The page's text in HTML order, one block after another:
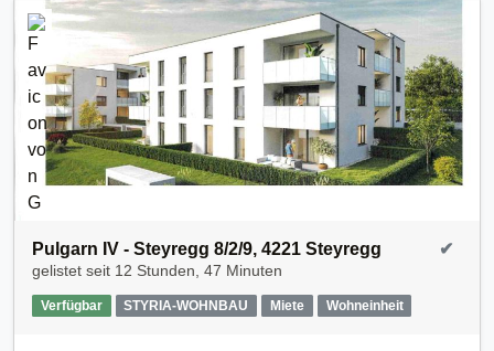
Pulgarn IV - Steyregg 8/2/9, 4221 Steyregg
gelistet seit 12 Stunden, 47 Minuten
Verfügbar STYRIA-WOHNBAU Miete Wohneinheit
✔